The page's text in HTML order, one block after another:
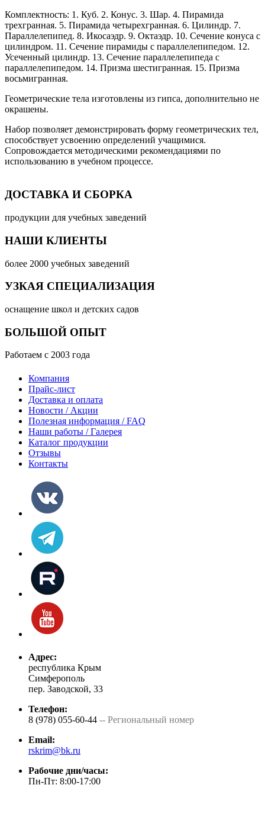
Комплектность: 1. Куб. 2. Конус. 3. Шар. 4. Пирамида
трехгранная. 5. Пирамида четырехгранная. 6. Цилиндр. 7.
Параллелепипед. 8. Икосаэдр. 9. Октаэдр. 10. Сечение конуса с
цилиндром. 11. Сечение пирамиды с параллелепипедом. 12.
Усеченный цилиндр. 13. Сечение параллелепипеда с
параллелепипедом. 14. Призма шестигранная. 15. Призма
восьмигранная.
Геометрические тела изготовлены из гипса, дополнительно не
окрашены.
Набор позволяет демонстрировать форму геометрических тел,
способствует усвоению определений учащимися.
Сопровождается методическими рекомендациями по
использованию в учебном процессе.
ДОСТАВКА И СБОРКА
продукции для учебных заведений
НАШИ КЛИЕНТЫ
более 2000 учебных заведений
УЗКАЯ СПЕЦИАЛИЗАЦИЯ
оснащение школ и детских садов
БОЛЬШОЙ ОПЫТ
Работаем с 2003 года
Компания
Прайс-лист
Доставка и оплата
Новости / Акции
Полезная информация / FAQ
Наши работы / Галерея
Каталог продукции
Отзывы
Контакты
Адрес:
республика Крым
Симферополь
пер. Заводской, 33
Телефон:
8 (978) 055-60-44 -- Региональный номер
Email:
rskrim@bk.ru
Рабочие дни/часы:
Пн-Пт: 8:00-17:00